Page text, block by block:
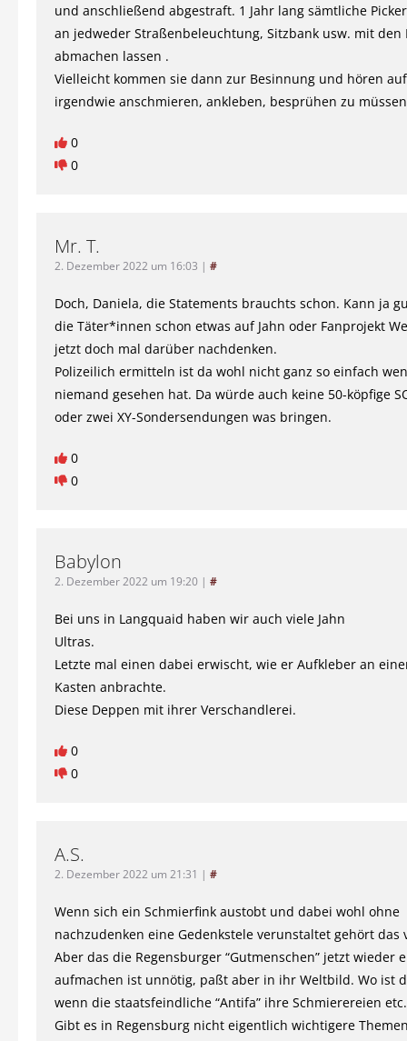
und anschließend abgestraft. 1 Jahr lang sämtliche
an jedweder Straßenbeleuchtung, Sitzbank usw. mit den
abmachen lassen .
Vielleicht kommen sie dann zur Besinnung und hören
irgendwie anschmieren, ankleben, besprühen zu
0
0
Mr. T.
2. Dezember 2022 um 16:03 | #
Doch, Daniela, die Statements brauchts schon. Kann ja
die Täter*innen schon etwas auf Jahn oder Fanprojekt
jetzt doch mal darüber nachdenken.
Polizeilich ermitteln ist da wohl nicht ganz so einfach
niemand gesehen hat. Da würde auch keine 50-köpfige
oder zwei XY-Sondersendungen was bringen.
0
0
Babylon
2. Dezember 2022 um 19:20 | #
Bei uns in Langquaid haben wir auch viele Jahn
Ultras.
Letzte mal einen dabei erwischt, wie er Aufkleber an
Kasten anbrachte.
Diese Deppen mit ihrer Verschandlerei.
0
0
A.S.
2. Dezember 2022 um 21:31 | #
Wenn sich ein Schmierfink austobt und dabei wohl ohne
nachzudenken eine Gedenkstele verunstaltet gehört das
Aber das die Regensburger “Gutmenschen” jetzt wieder
aufmachen ist unnötig, paßt aber in ihr Weltbild. Wo ist
wenn die staatsfeindliche “Antifa” ihre Schmierereien
Gibt es in Regensburg nicht eigentlich wichtigere